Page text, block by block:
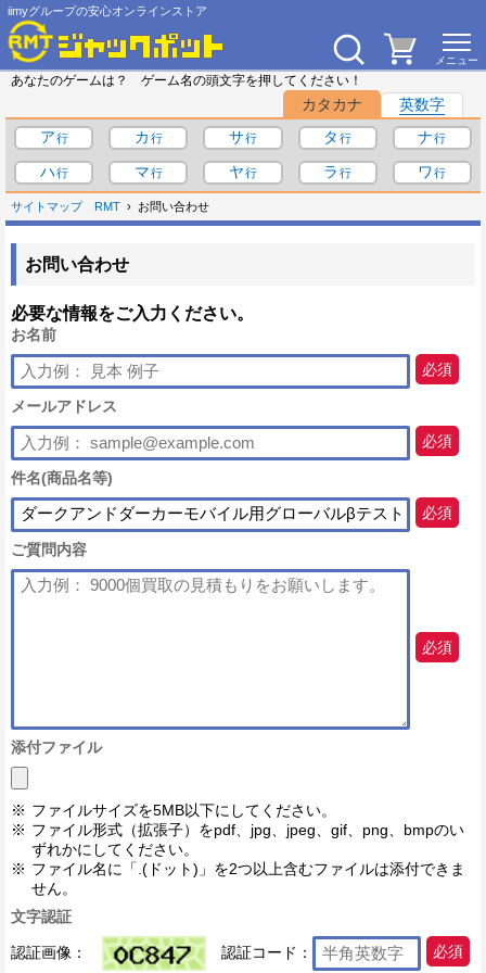
iimyグループの安心オンラインストア
あなたのゲームは？ ゲーム名の頭文字を押してください！
カタカナ
英数字
ア
カ サ タ
ナ
ハ
マ ヤ ラ ワ
サイトマップ RMT お問い合わせ
お問い合わせ
必要な情報をご入力ください。
お名前
必須
メールアドレス
必須
件名(商品名等)
必須
ご質問内容
必須
添付ファイル
ファイルサイズを5MB以下にしてください。
ファイル形式（拡張子）をpdf、jpg、jpeg、gif、png、bmpのい
ずれかにしてください。
ファイル名に「.(ドット)」を2つ以上含むファイルは添付できま
せん。
文字認証
認証画像： 認証コード： 必須